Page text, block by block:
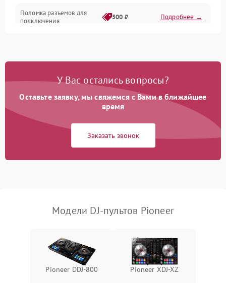
Поломка разъемов для
подключения
500 ₽ Подробнее →
Повреждение проводов 500 ₽ Подробнее →
1000 ₽ Подробнее →
1000 ₽
Неисправность системы
перенапряжения
Подробнее →
У Вас остались вопросы?
Оставьте заявку, мы свяжемся с Вами в ближайшее
время
Заказать звонок
Модели DJ-пультов Pioneer
Pioneer DDJ-800 Pioneer XDJ-XZ